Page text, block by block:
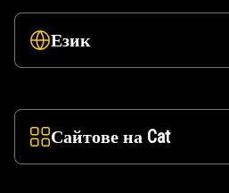
Език
Сайтове на Cat